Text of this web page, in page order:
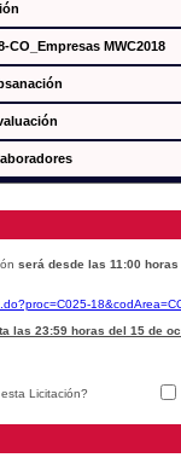
MWC2018
será desde las 11:00
las 23:59 horas del 15 de
Licitación?